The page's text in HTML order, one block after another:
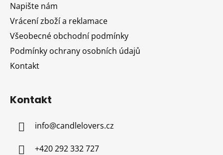
Napište nám
Vrácení zboží a reklamace
Všeobecné obchodní podmínky
Podmínky ochrany osobních údajů
Kontakt
Kontakt
info@candlelovers.cz
+420 292 332 727